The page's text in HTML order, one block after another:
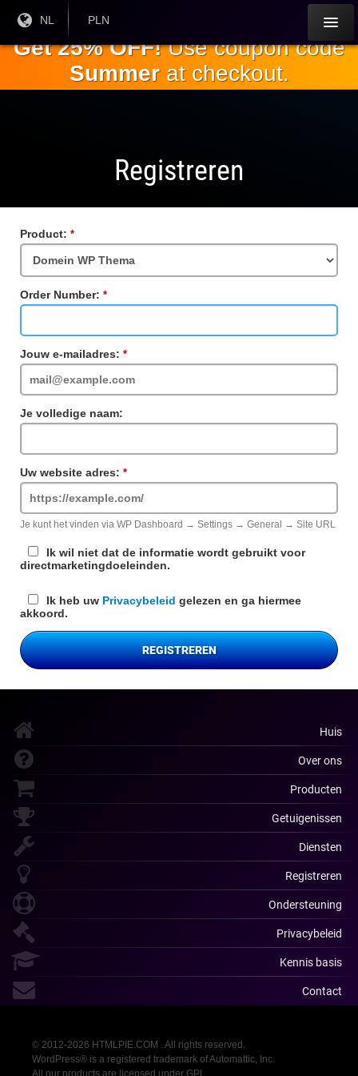
Huidige
NL
Huidige
PLN
Get 25% OFF!Use coupon code
Summerat checkout.
Registreren
Product:
veld
Order Number:
veld
Jouw e-mailadres:
veld
Je volledige naam:
Uw website adres:
veld
Je kunt het vinden via WP Dashboard → Settings → General → Site URL
Ik wil niet dat de informatie wordt gebruikt voor
directmarketingdoeleinden.
Ik heb uw Privacybeleid gelezen en ga hiermee
akkoord.
REGISTREREN
Huis
Over ons
Producten
Getuigenissen
Diensten
Registreren
Ondersteuning
Privacybeleid
Kennis basis
Contact
© 2012-2026 HTMLPIE.COM . All rights reserved.
WordPress® is a registered trademark of Automattic, Inc.
All our products are licensed under GPL.